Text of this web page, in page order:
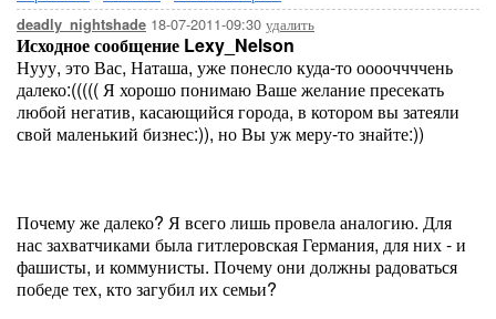
deadly_nightshade 18-07-2011-09:30 удалить
Исходное сообщение Lexy_Nelson
Нууу, это Вас, Наташа, уже понесло куда-то ооооччччень
далеко:((((( Я хорошо понимаю Ваше желание пресекать
любой негатив, касающийся города, в котором вы затеяли
свой маленький бизнес:)), но Вы уж меру-то знайте:))
Почему же далеко? Я всего лишь провела аналогию. Для
нас захватчиками была гитлеровская Германия, для них - и
фашисты, и коммунисты. Почему они должны радоваться
победе тех, кто загубил их семьи?